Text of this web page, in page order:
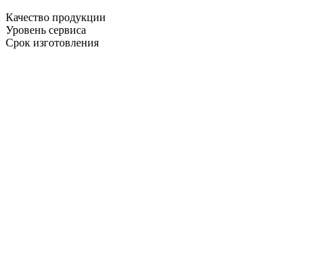
Качество продукции
Уровень сервиса
Срок изготовления